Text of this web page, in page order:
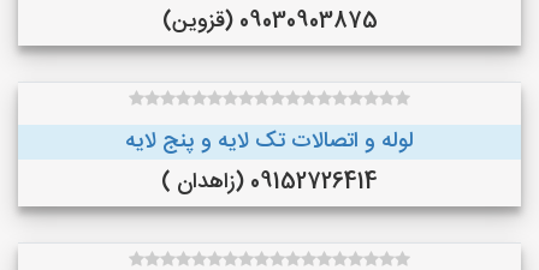
09030903875 (قزوین)
لوله و اتصالات تک لایه و پنج لایه
09152726414 (زاهدان )